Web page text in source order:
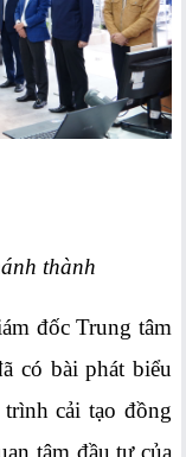
thành
đốc Trung tâm
có bài phát biểu
cải tạo đồng
tâm đầu tư của